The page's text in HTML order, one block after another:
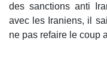
des sanctions anti
avec les Iraniens, il
ne pas refaire le coup